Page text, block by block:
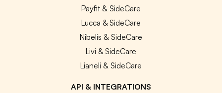
Payfit & SideCare
Lucca & SideCare
Nibelis & SideCare
Livi & SideCare
Lianeli & SideCare
API & INTEGRATIONS